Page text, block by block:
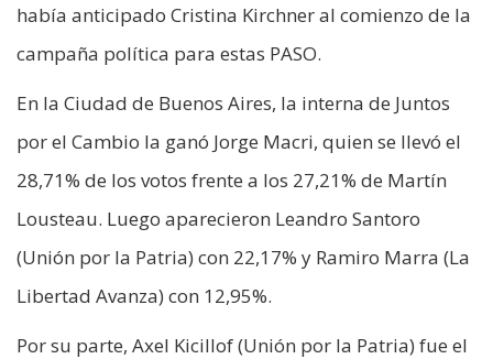
había anticipado Cristina Kirchner al comienzo de la
campaña política para estas PASO.
En la Ciudad de Buenos Aires, la interna de Juntos
por el Cambio la ganó Jorge Macri, quien se llevó el
28,71% de los votos frente a los 27,21% de Martín
Lousteau. Luego aparecieron Leandro Santoro
(Unión por la Patria) con 22,17% y Ramiro Marra (La
Libertad Avanza) con 12,95%.
Por su parte, Axel Kicillof (Unión por la Patria) fue el